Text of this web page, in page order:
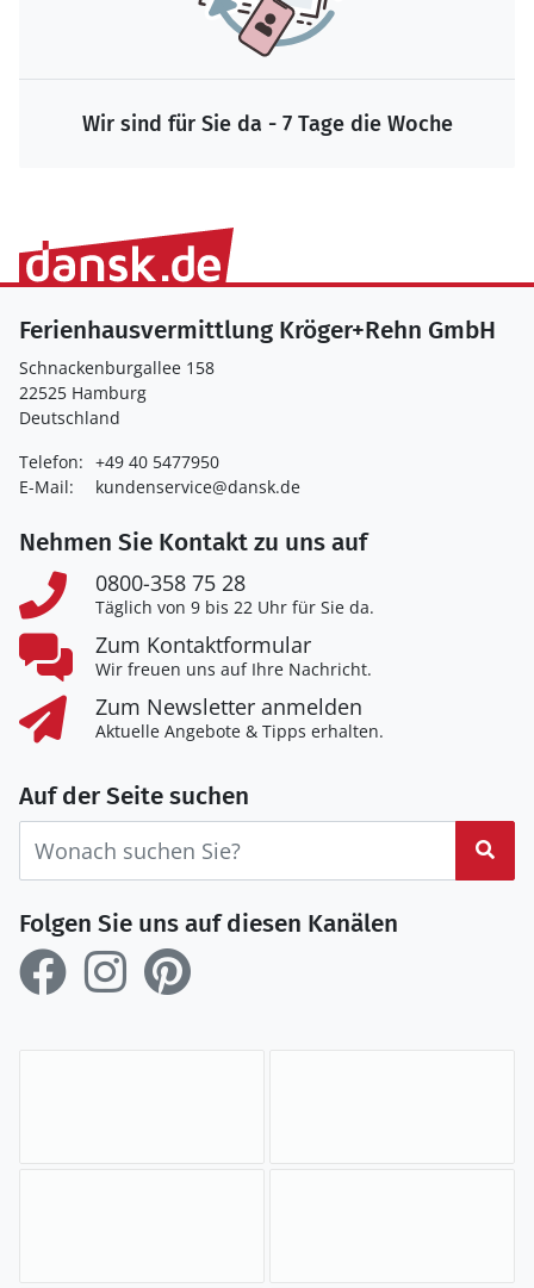
Wir sind für Sie da - 7 Tage die Woche
Ferienhausvermittlung Kröger+Rehn GmbH
Schnackenburgallee 158
22525 Hamburg
Deutschland
Telefon: +49 40 5477950
E-Mail:
kundenservice@dansk.de
Nehmen Sie Kontakt zu uns auf
0800-358 75 28
Täglich von 9 bis 22 Uhr für Sie da.
Zum Kontaktformular
Wir freuen uns auf Ihre Nachricht.
Zum Newsletter anmelden
Aktuelle Angebote & Tipps erhalten.
Auf der Seite suchen
Folgen Sie uns auf diesen Kanälen